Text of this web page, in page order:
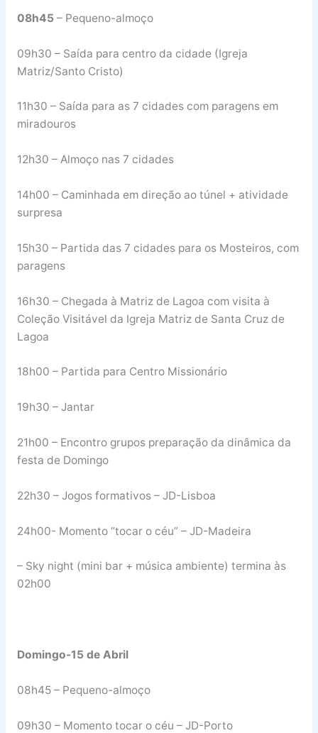
08h45 – Pequeno-almoço
09h30 – Saída para centro da cidade (Igreja
Matriz/Santo Cristo)
11h30 – Saída para as 7 cidades com paragens em
miradouros
12h30 – Almoço nas 7 cidades
14h00 – Caminhada em direção ao túnel + atividade
surpresa
15h30 – Partida das 7 cidades para os Mosteiros, com
paragens
16h30 – Chegada à Matriz de Lagoa com visita à
Coleção Visitável da Igreja Matriz de Santa Cruz de
Lagoa
18h00 – Partida para Centro Missionário
19h30 – Jantar
21h00 – Encontro grupos preparação da dinâmica da
festa de Domingo
22h30 – Jogos formativos – JD-Lisboa
24h00- Momento “tocar o céu” – JD-Madeira
– Sky night (mini bar + música ambiente) termina às
02h00
Domingo-15 de Abril
08h45 – Pequeno-almoço
09h30 – Momento tocar o céu – JD-Porto